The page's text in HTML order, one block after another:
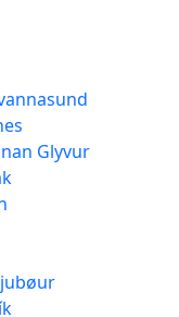
Glyvur